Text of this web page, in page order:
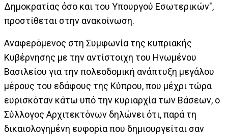
Δημοκρατίας όσο και του Υπουργού Εσωτερικών",
προστίθεται στην ανακοίνωση.
Αναφερόμενος στη Συμφωνία της κυπριακής
Κυβέρνησης με την αντίστοιχη του Ηνωμένου
Βασιλείου για την πολεοδομική ανάπτυξη μεγάλου
μέρους του εδάφους της Κύπρου, που μέχρι τώρα
ευρισκόταν κάτω υπό την κυριαρχία των Βάσεων, ο
Σύλλογος Αρχιτεκτόνων δηλώνει ότι, παρά τη
δικαιολογημένη ευφορία που δημιουργείται σαν